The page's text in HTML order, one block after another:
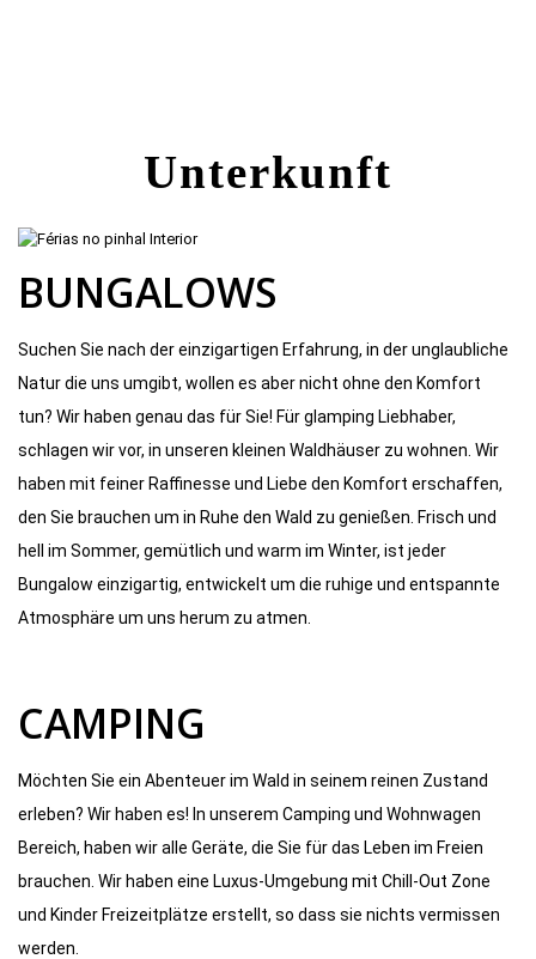
Unterkunft
BUNGALOWS
Suchen Sie nach der einzigartigen Erfahrung, in der unglaubliche
Natur die uns umgibt, wollen es aber nicht ohne den Komfort
tun? Wir haben genau das für Sie! Für glamping Liebhaber,
schlagen wir vor, in unseren kleinen Waldhäuser zu wohnen. Wir
haben mit feiner Raffinesse und Liebe den Komfort erschaffen,
den Sie brauchen um in Ruhe den Wald zu genießen. Frisch und
hell im Sommer, gemütlich und warm im Winter, ist jeder
Bungalow einzigartig, entwickelt um die ruhige und entspannte
Atmosphäre um uns herum zu atmen.
CAMPING
Möchten Sie ein Abenteuer im Wald in seinem reinen Zustand
erleben? Wir haben es! In unserem Camping und Wohnwagen
Bereich, haben wir alle Geräte, die Sie für das Leben im Freien
brauchen. Wir haben eine Luxus-Umgebung mit Chill-Out Zone
und Kinder Freizeitplätze erstellt, so dass sie nichts vermissen
werden.